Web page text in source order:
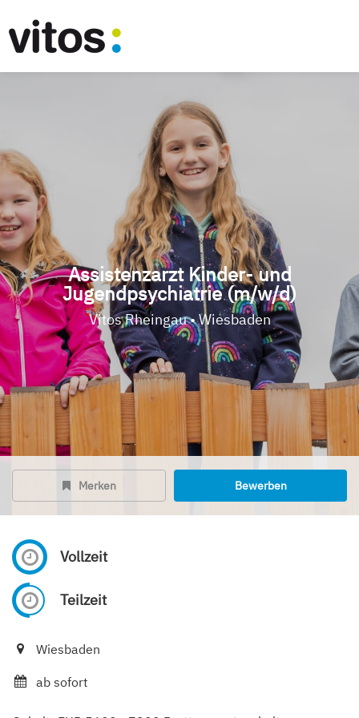
Assistenzarzt Kinder- und
Jugendpsychiatrie (m/w/d)
Vitos Rheingau • Wiesbaden
Merken Bewerben
Vollzeit
Teilzeit
Wiesbaden
ab sofort